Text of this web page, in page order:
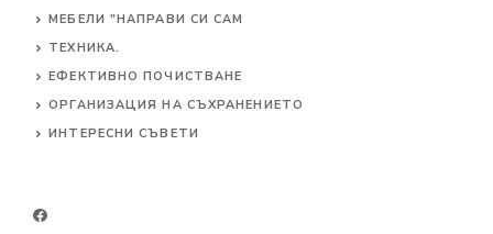
МЕБЕЛИ "НАПРАВИ СИ САМ
ТЕХНИКА.
ЕФЕКТИВНО ПОЧИСТВАНЕ
ОРГАНИЗАЦИЯ НА СЪХРАНЕНИЕТО
ИНТЕРЕСНИ СЪВЕТИ